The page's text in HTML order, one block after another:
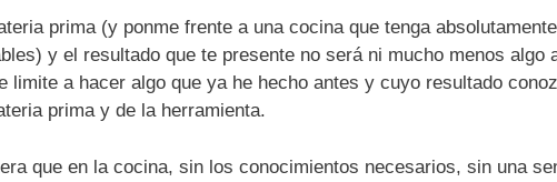
prima (y ponme frente a una cocina que tenga
y el resultado que te presente no será ni mucho menos
limite a hacer algo que ya he hecho antes y cuyo resultado
prima y de la herramienta.
que en la cocina, sin los conocimientos necesarios, sin una